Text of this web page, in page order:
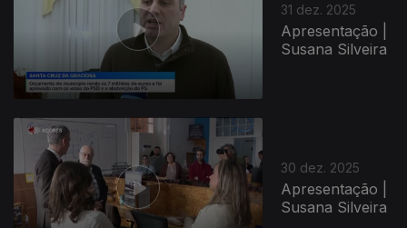
31 dez. 2025
Apresentação |
Susana Silveira
30 dez. 2025
Apresentação |
Susana Silveira